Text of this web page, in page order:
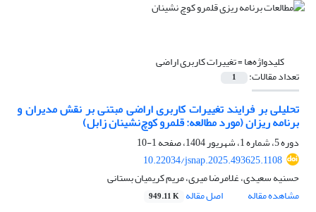
کلیدواژه‌ها =تغییرات کاربری اراضی
تعداد مقالات: 1
تحلیلی بر فرایند تغییرات کاربری اراضی مبتنی بر نقش مدیران و
برنامه ریزان (مورد مطالعه: قلمرو کوچ‌نشینان زابل)
دوره 5، شماره 1، شهریور 1404، صفحه
1-10
10.22034/jsnap.2025.493625.1108
حسنیه سعیدی، غلامرضا میری، مریم کریمیان بستانی
مشاهده مقاله
اصل مقاله 949.11 K